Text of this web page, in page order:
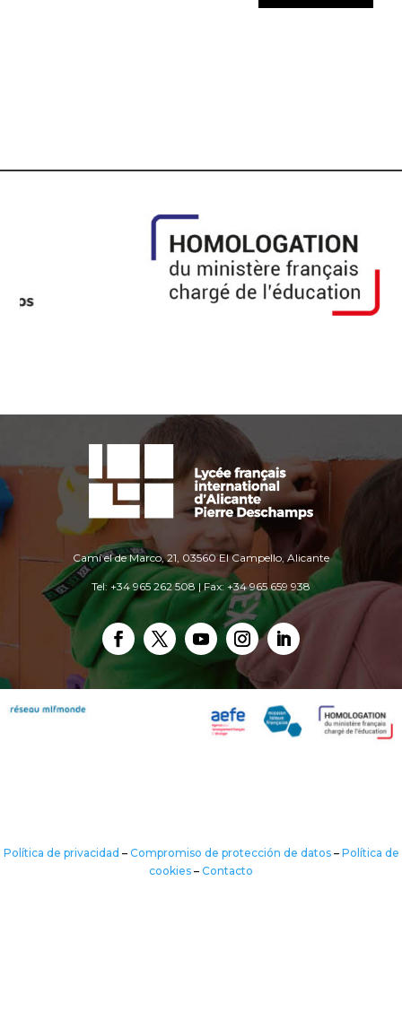
Camí el de Marco, 21, 03560 El Campello, Alicante
Tel: +34 965 262 508 | Fax: +34 965 659 938
Política de privacidad – Compromiso de protección de datos– Política de
cookies – Contacto